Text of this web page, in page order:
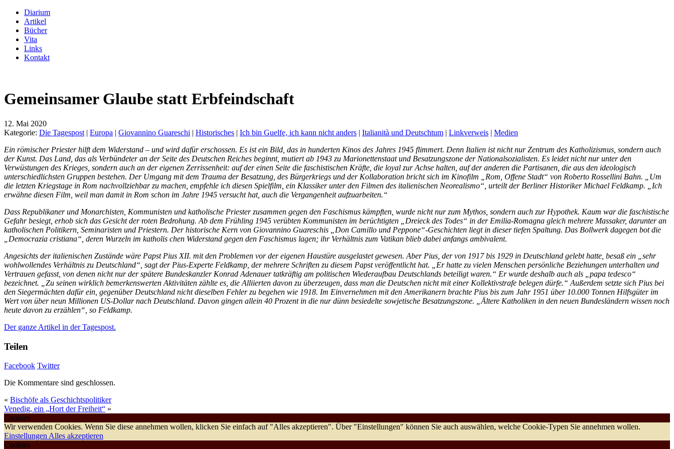
Diarium
Artikel
Bücher
Vita
Links
Kontakt
Gemeinsamer Glaube statt Erbfeindschaft
12. Mai 2020
Kategorie: Die Tagespost | Europa | Giovannino Guareschi | Historisches | Ich bin Guelfe, ich kann nicht anders | Italianità und Deutschtum | Linkverweis | Medien
Ein römischer Priester hilft dem Widerstand – und wird dafür erschossen. Es ist ein Bild, das in hunderten Kinos des Jahres 1945 flimmert. Denn Italien ist nicht nur Zentrum des Katholizismus, sondern auch
der Kunst. Das Land, das als Verbündeter an der Seite des Deutschen Reiches beginnt, mutiert ab 1943 zu Marionettenstaat und Besatzungszone der Nationalsozialisten. Es leidet nicht nur unter den
Verwüstungen des Krieges, sondern auch an der eigenen Zerrissenheit: auf der einen Seite die faschistischen Kräfte, die loyal zur Achse halten, auf der anderen die Partisanen, die aus den ideologisch
unterschiedlichsten Gruppen bestehen. Der Umgang mit dem Trauma der Besatzung, des Bürgerkriegs und der Kollaboration bricht sich im Kinofilm „Rom, Offene Stadt“ von Roberto Rossellini Bahn. „Um
die letzten Kriegstage in Rom nachvollziehbar zu machen, empfehle ich diesen Spielfilm, ein Klassiker unter den Filmen des italienischen Neorealismo“, urteilt der Berliner Historiker Michael Feldkamp. „Ich
erwähne diesen Film, weil man damit in Rom schon im Jahre 1945 versucht hat, auch die Vergangenheit aufzuarbeiten.“
Dass Republikaner und Monarchisten, Kommunisten und katholische Priester zusammen gegen den Faschismus kämpften, wurde nicht nur zum Mythos, sondern auch zur Hypothek. Kaum war die faschistische
Gefahr besiegt, erhob sich das Gesicht der roten Bedrohung. Ab dem Frühling 1945 verübten Kommunisten im berüchtigten „Dreieck des Todes“ in der Emilia-Romagna gleich mehrere Massaker, darunter an
katholischen Politikern, Seminaristen und Priestern. Der historische Kern von Giovannino Guareschis „Don Camillo und Peppone“-Geschichten liegt in dieser tiefen Spaltung. Das Bollwerk dagegen bot die
„Democrazia cristiana“, deren Wurzeln im katholis chen Widerstand gegen den Faschismus lagen; ihr Verhältnis zum Vatikan blieb dabei anfangs ambivalent.
Angesichts der italienischen Zustände wäre Papst Pius XII. mit den Problemen vor der eigenen Haustüre ausgelastet gewesen. Aber Pius, der von 1917 bis 1929 in Deutschland gelebt hatte, besaß ein „sehr
wohlwollendes Verhältnis zu Deutschland“, sagt der Pius-Experte Feldkamp, der mehrere Schriften zu diesem Papst veröffentlicht hat. „Er hatte zu vielen Menschen persönliche Beziehungen unterhalten und
Vertrauen gefasst, von denen nicht nur der spätere Bundeskanzler Konrad Adenauer tatkräftig am politischen Wiederaufbau Deutschlands beteiligt waren.“ Er wurde deshalb auch als „papa tedesco“
bezeichnet. „Zu seinen wirklich bemerkenswerten Aktivitäten zählte es, die Alliierten davon zu überzeugen, dass man die Deutschen nicht mit einer Kollektivstrafe belegen dürfe.“ Außerdem setzte sich Pius bei
den Siegermächten dafür ein, gegenüber Deutschland nicht dieselben Fehler zu begehen wie 1918. Im Einvernehmen mit den Amerikanern brachte Pius bis zum Jahr 1951 über 10.000 Tonnen Hilfsgüter im
Wert von über neun Millionen US-Dollar nach Deutschland. Davon gingen allein 40 Prozent in die nur dünn besiedelte sowjetische Besatzungszone. „Ältere Katholiken in den neuen Bundesländern wissen noch
heute davon zu erzählen“, so Feldkamp.
Der ganze Artikel in der Tagespost.
Teilen
Facebook Twitter
Die Kommentare sind geschlossen.
« Bischöfe als Geschichtspolitiker
Venedig, ein „Hort der Freiheit“ »
Cookies
Wir verwenden Cookies. Wenn Sie diese annehmen wollen, klicken Sie einfach auf "Alles akzeptieren". Über "Einstellungen" können Sie auch auswählen, welche Cookie-Typen Sie annehmen wollen.
Einstellungen Alles akzeptieren
Cookies